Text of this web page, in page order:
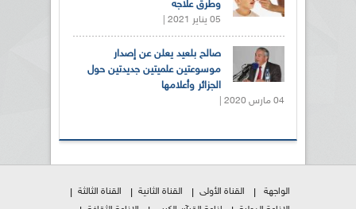
وطرق علاجه
05 يناير 2021 |
صالح بلعيد يعلن عن إصدار
موسوعتين علميتين جديدتين حول
الجزائر وأعلامها
04 مارس 2020 |
الواجهة القناة الأولى القناة الثانية
القناة الثالثة